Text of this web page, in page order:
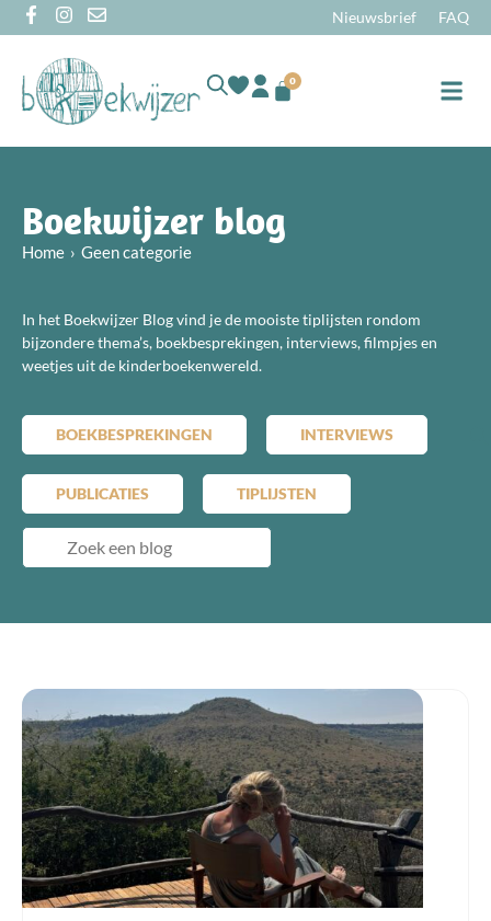
Nieuwsbrief FAQ
0
Boekwijzer blog
Home Geen categorie
In het Boekwijzer Blog vind je de mooiste tiplijsten rondom
bijzondere thema’s, boekbesprekingen, interviews, filmpjes en
weetjes uit de kinderboekenwereld.
BOEKBESPREKINGEN INTERVIEWS
PUBLICATIES TIPLIJSTEN